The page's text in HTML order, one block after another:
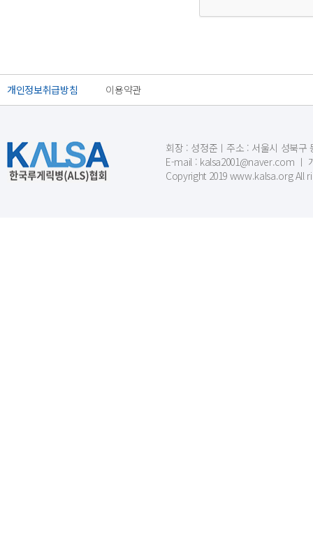
개인정보취급방침 이용약관
회장 : 성정준ㅣ주소 : 서울시 성북구
E-mail : kalsa2001@naver.com ㅣ
Copyright 2019 www.kalsa.org All